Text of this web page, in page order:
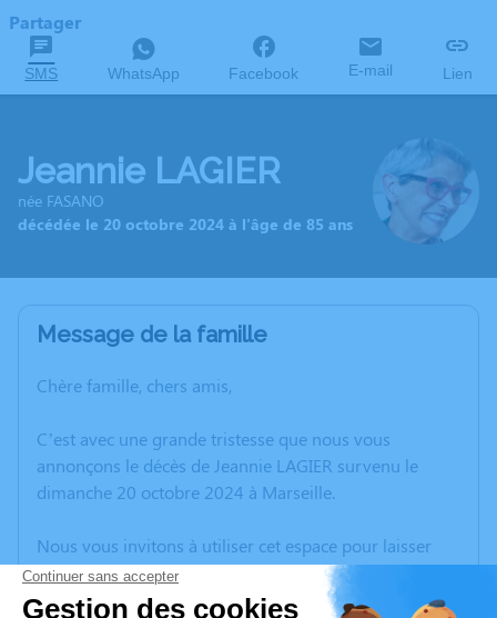
Partager
SMS WhatsApp Facebook E-mail Lien
Jeannie LAGIER
née FASANO
décédée le 20 octobre 2024 à l'âge de 85 ans
Message de la famille
Chère famille, chers amis,
C’est avec une grande tristesse que nous vous
annonçons le décès de Jeannie LAGIER survenu le
dimanche 20 octobre 2024 à Marseille.
Nous vous invitons à utiliser cet espace pour laisser
vos condoléances, partager des photos souvenirs, une
anecdote ou exprimer vos pensées à travers des